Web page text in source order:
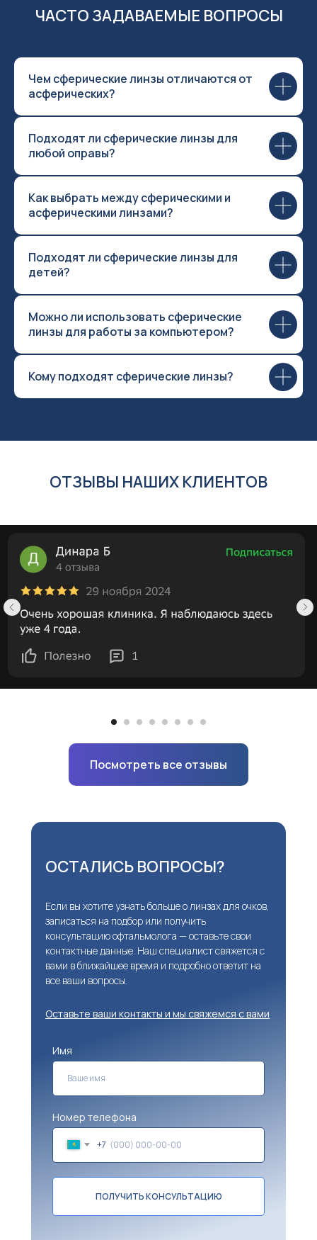
ЧАСТО ЗАДАВАЕМЫЕ ВОПРОСЫ
Чем сферические линзы отличаются от
асферических?
Подходят ли сферические линзы для
любой оправы?
Как выбрать между сферическими и
асферическими линзами?
Подходят ли сферические линзы для
детей?
Можно ли использовать сферические
линзы для работы за компьютером?
Кому подходят сферические линзы?
ОТЗЫВЫ НАШИХ КЛИЕНТОВ
Посмотреть все отзывы
ОСТАЛИСЬ ВОПРОСЫ?
Имя
Номер телефона
+7
ПОЛУЧИТЬ КОНСУЛЬТАЦИЮ
Оставьте ваши контакты и мы свяжемся с вами
Если вы хотите узнать больше о линзах для очков,
записаться на подбор или получить
консультацию офтальмолога — оставьте свои
контактные данные. Наш специалист свяжется с
вами в ближайшее время и подробно ответит на
все ваши вопросы.